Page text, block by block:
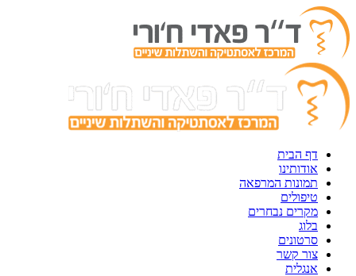
דף הבית
אודותינו
תמונות המרפאה
טיפולים
מקרים נבחרים
בלוג
סרטונים
צור קשר
אנגלית